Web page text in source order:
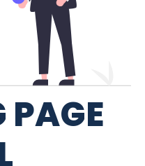
PAGE